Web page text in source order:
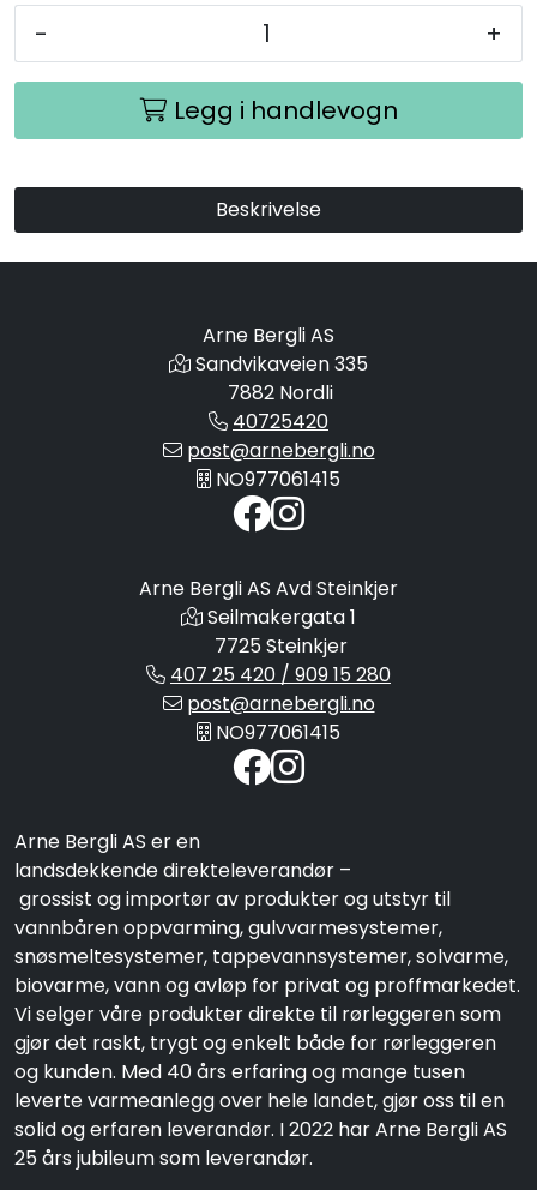
- +
Legg i handlevogn
Beskrivelse
Arne Bergli AS
Sandvikaveien 335
7882 Nordli
40725420
post@arnebergli.no
NO977061415
Arne Bergli AS Avd Steinkjer
Seilmakergata 1
7725 Steinkjer
407 25 420 / 909 15 280
post@arnebergli.no
NO977061415
Arne Bergli AS er en
landsdekkende direkteleverandør –
grossist og importør av produkter og utstyr til
vannbåren oppvarming, gulvvarmesystemer,
snøsmeltesystemer, tappevannsystemer, solvarme,
biovarme, vann og avløp for privat og proffmarkedet.
Vi selger våre produkter direkte til rørleggeren som
gjør det raskt, trygt og enkelt både for rørleggeren
og kunden. Med 40 års erfaring og mange tusen
leverte varmeanlegg over hele landet, gjør oss til en
solid og erfaren leverandør. I 2022 har Arne Bergli AS
25 års jubileum som leverandør.